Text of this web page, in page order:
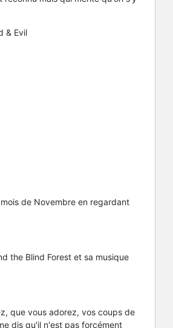
& Evil
de Novembre en regardant
the Blind Forest et sa musique
que vous adorez, vos coups de
dis qu'il n'est pas forcément